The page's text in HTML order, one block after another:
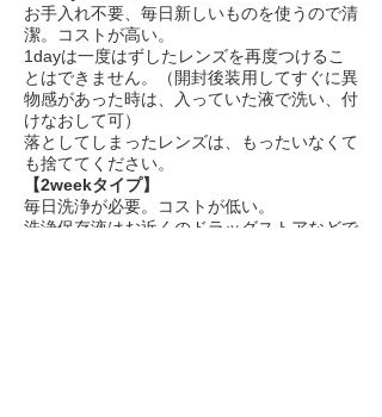
お手入れ不要、毎日新しいものを使うので清
潔。コストが高い。
1dayは一度はずしたレンズを再度つけるこ
とはできません。（開封後装用してすぐに異
物感があった時は、入っていた液で洗い、付
けなおして可）
落としてしまったレンズは、もったいなくて
も捨ててください。
【2weekタイプ】
毎日洗浄が必要。コストが低い。
洗浄保存液はお近くのドラッグストアなどで